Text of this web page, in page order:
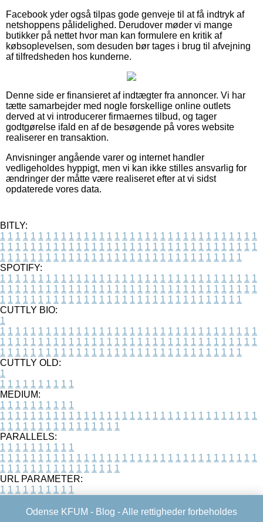
Facebook yder også tilpas gode genveje til at få indtryk af
netshoppens pålidelighed. Derudover møder vi mange
butikker på nettet hvor man kan formulere en kritik af
købsoplevelsen, som desuden bør tages i brug til afvejning
af tilfredsheden hos kunderne.
Denne side er finansieret af indtægter fra annoncer. Vi har
tætte samarbejder med nogle forskellige online outlets
derved at vi introducerer firmaernes tilbud, og tager
godtgørelse ifald en af de besøgende på vores website
realiserer en transaktion.
Anvisninger angående varer og internet handler
vedligeholdes hyppigt, men vi kan ikke stilles ansvarlig for
ændringer der måtte være realiseret efter at vi sidst
opdaterede vores data.
BITLY:
1 1 1 1 1 1 1 1 1 1 1 1 1 1 1 1 1 1 1 1 1 1 1 1 1 1 1 1 1 1 1 1 1 1
1 1 1 1 1 1 1 1 1 1 1 1 1 1 1 1 1 1 1 1 1 1 1 1 1 1 1 1 1 1 1 1 1 1
1 1 1 1 1 1 1 1 1 1 1 1 1 1 1 1 1 1 1 1 1 1 1 1 1 1 1 1 1 1 1 1
SPOTIFY:
1 1 1 1 1 1 1 1 1 1 1 1 1 1 1 1 1 1 1 1 1 1 1 1 1 1 1 1 1 1 1 1 1 1
1 1 1 1 1 1 1 1 1 1 1 1 1 1 1 1 1 1 1 1 1 1 1 1 1 1 1 1 1 1 1 1 1 1
1 1 1 1 1 1 1 1 1 1 1 1 1 1 1 1 1 1 1 1 1 1 1 1 1 1 1 1 1 1 1 1
CUTTLY BIO:
1
1 1 1 1 1 1 1 1 1 1 1 1 1 1 1 1 1 1 1 1 1 1 1 1 1 1 1 1 1 1 1 1 1 1
1 1 1 1 1 1 1 1 1 1 1 1 1 1 1 1 1 1 1 1 1 1 1 1 1 1 1 1 1 1 1 1 1 1
1 1 1 1 1 1 1 1 1 1 1 1 1 1 1 1 1 1 1 1 1 1 1 1 1 1 1 1 1 1 1 1
CUTTLY OLD:
1
1 1 1 1 1 1 1 1 1 1
MEDIUM:
1 1 1 1 1 1 1 1 1 1
1 1 1 1 1 1 1 1 1 1 1 1 1 1 1 1 1 1 1 1 1 1 1 1 1 1 1 1 1 1 1 1 1 1
1 1 1 1 1 1 1 1 1 1 1 1 1 1 1 1
PARALLELS:
1 1 1 1 1 1 1 1 1 1
1 1 1 1 1 1 1 1 1 1 1 1 1 1 1 1 1 1 1 1 1 1 1 1 1 1 1 1 1 1 1 1 1 1
1 1 1 1 1 1 1 1 1 1 1 1 1 1 1 1
URL PARAMETER:
1 1 1 1 1 1 1 1 1 1
Odense KFUM - Blog - Alle rettigheder forbeholdes